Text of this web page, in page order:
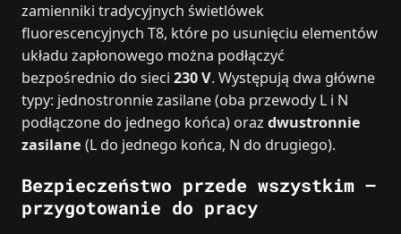
zamienniki tradycyjnych świetlówek
fluorescencyjnych T8, które po usunięciu elementów
układu zapłonowego można podłączyć
bezpośrednio do sieci 230 V. Występują dwa główne
typy: jednostronnie zasilane (oba przewody L i N
podłączone do jednego końca) oraz dwustronnie
zasilane (L do jednego końca, N do drugiego).
Bezpieczeństwo przede wszystkim –
przygotowanie do pracy